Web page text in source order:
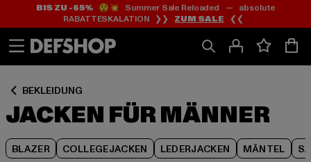
Zum
Inhalt
springen
Zum
Fußzeile
springen
BIS ZU -65%😲💥 Summer Sale Reloaded — absolute
RABATTESKALATION ❯❯ ZUM SALE ❮❮
BEKLEIDUNG
JACKEN FÜR MÄNNER
BLAZER COLLEGEJACKEN LEDERJACKEN MÄNTEL
Zum
Produktraster
springen